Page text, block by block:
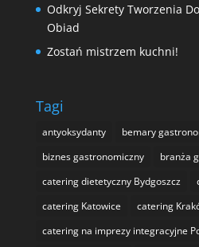
Odkryj Sekrety Tworzenia
Obiad
Zostań mistrzem kuchni!
Tagi
antyoksydanty
bemary
biznes gastronomiczny
branża
catering dietetyczny Bydgoszcz
catering Katowice
catering
catering na imprezy integracyjne